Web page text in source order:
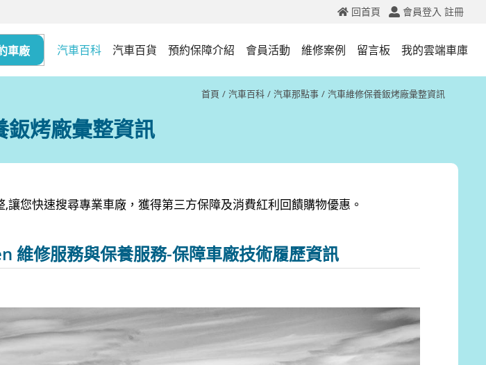
會員登入 註冊
回首頁
汽車百科 汽車百貨 預約保障介紹 會員活動 維修案例 留言板 我的雲端車庫
首頁 汽車百科 汽車那點事 汽車維修保養鈑烤廠彙整資訊
鈑烤廠彙整資訊
您快速搜尋專業車廠，獲得第三方保障及消費紅利回饋購物優惠。
維修服務與保養服務-保障車廠技術履歷資訊